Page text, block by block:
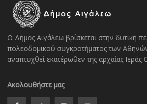
Ο Δήμος Αιγάλεω βρίσκεται στην δυτική
πολεοδομικού συγκροτήματος των Αθηνών
αναπτυχθεί εκατέρωθεν της αρχαίας Ιεράς
Ακολουθήστε μας